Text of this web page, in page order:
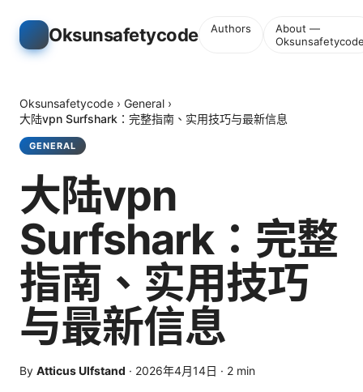
Oksunsafetycode Authors
About —
Oksunsafetycode › General ›
大陆vpn Surfshark：完整指南、实用技巧与最新信息
GENERAL
大陆vpn
Surfshark：完整
指南、实用技巧
与最新信息
By Atticus Ulfstand · 2026年4月14日 · 2 min